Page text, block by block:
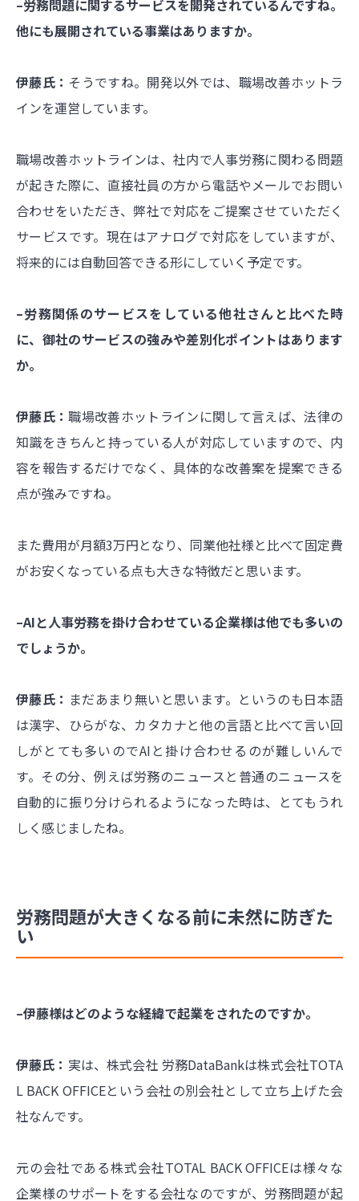
–労務問題に関するサービスを開発されているんですね。
他にも展開されている事業はありますか。
伊藤氏： そうですね。開発以外では、職場改善ホットラ
インを運営しています。
職場改善ホットラインは、社内で人事労務に関わる問題
が起きた際に、直接社員の方から電話やメールでお問い
合わせをいただき、弊社で対応をご提案させていただく
サービスです。現在はアナログで対応をしていますが、
将来的には自動回答できる形にしていく予定です。
–労務関係のサービスをしている他社さんと比べた時
に、御社のサービスの強みや差別化ポイントはあります
か。
伊藤氏：職場改善ホットラインに関して言えば、法律の
知識をきちんと持っている人が対応していますので、内
容を報告するだけでなく、具体的な改善案を提案できる
点が強みですね。
また費用が月額3万円となり、同業他社様と比べて固定費
がお安くなっている点も大きな特徴だと思います。
–AIと人事労務を掛け合わせている企業様は他でも多いの
でしょうか。
伊藤氏： まだあまり無いと思います。というのも日本語
は漢字、ひらがな、カタカナと他の言語と比べて言い回
しがとても多いのでAIと掛け合わせるのが難しいんで
す。その分、例えば労務のニュースと普通のニュースを
自動的に振り分けられるようになった時は、とてもうれ
しく感じましたね。
労務問題が大きくなる前に未然に防ぎた
い
–伊藤様はどのような経緯で起業をされたのですか。
伊藤氏： 実は、株式会社 労務DataBankは株式会社TOTA
L BACK OFFICEという会社の別会社として立ち上げた会
社なんです。
元の会社である株式会社TOTAL BACK OFFICEは様々な
企業様のサポートをする会社なのですが、労務問題が起